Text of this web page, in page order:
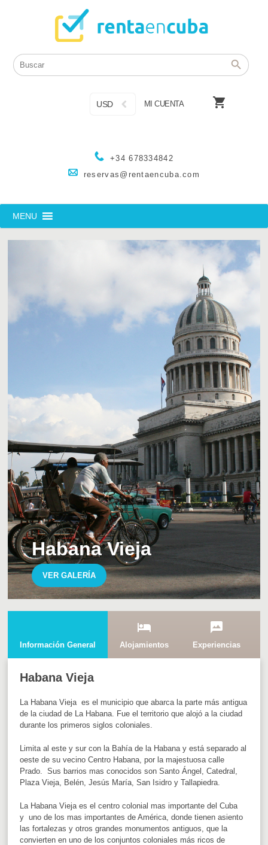
+34 678334842
reservas@rentaencuba.com
USD MI CUENTA 
MENU
Habana Vieja
VER GALERÍA
Información General
hotel
Alojamientos
mms
Experiencias
Habana Vieja
La Habana Vieja es el municipio que abarca la parte más antigua
de la ciudad de La Habana. Fue el territorio que alojó a la ciudad
durante los primeros siglos coloniales.
Limita al este y sur con la Bahía de la Habana y está separado al
oeste de su vecino Centro Habana, por la majestuosa calle
Prado. Sus barrios mas conocidos son Santo Ángel, Catedral,
Plaza Vieja, Belén, Jesús María, San Isidro y Tallapiedra.
La Habana Vieja es el centro colonial mas importante del Cuba
y uno de los mas importantes de América, donde tienen asiento
las fortalezas y otros grandes monumentos antiguos, que la
convierten en uno de los conjuntos coloniales más ricos de